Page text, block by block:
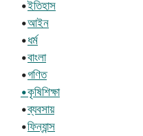
•ইতিহাস
•আইন
•ধর্ম
•বাংলা
•গণিত
•কৃষিশিক্ষা
•ব্যবসায়
•ফিন্যান্স